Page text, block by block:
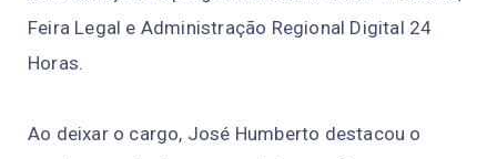
Feira Legal e Administração Regional Digital 24
Horas.
Ao deixar o cargo, José Humberto destacou o